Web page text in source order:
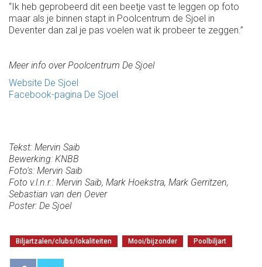
“Ik heb geprobeerd dit een beetje vast te leggen op foto
maar als je binnen stapt in Poolcentrum de Sjoel in
Deventer dan zal je pas voelen wat ik probeer te zeggen.”
Meer info over Poolcentrum De Sjoel
Website De Sjoel
Facebook-pagina De Sjoel
Tekst: Mervin Saib
Bewerking: KNBB
Foto's: Mervin Saib
Foto v.l.n.r.: Mervin Saib, Mark Hoekstra, Mark Gerritzen,
Sebastian van den Oever
Poster: De Sjoel
Biljartzalen/clubs/lokaliteiten Mooi/bijzonder Poolbiljart